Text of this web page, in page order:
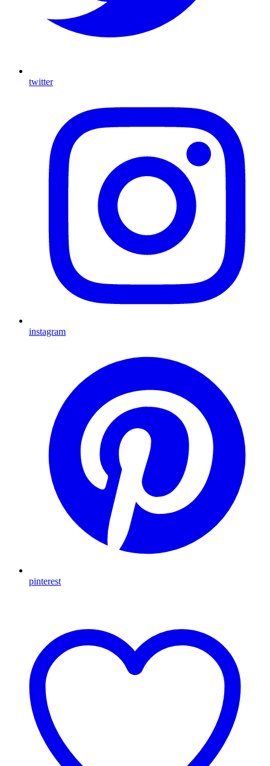
twitter
instagram
pinterest